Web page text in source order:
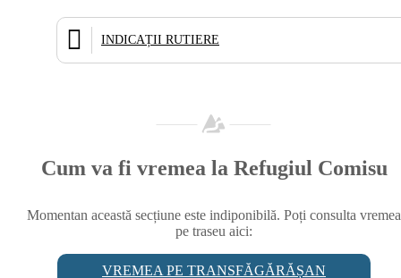
INDICAȚII RUTIERE
Cum va fi vremea la Refugiul Comisu
Momentan această secțiune este indiponibilă. Poți consulta vremea
pe traseu aici:
VREMEA PE TRANSFĂGĂRĂȘAN